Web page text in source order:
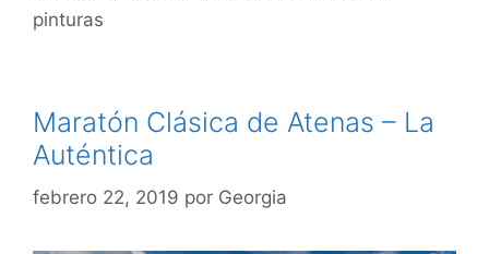
pinturas
Maratón Clásica de Atenas – La
Auténtica
febrero 22, 2019 por Georgia